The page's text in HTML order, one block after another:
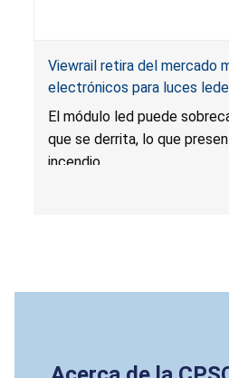
Viewrail retira del mercado
electrónicos para luces
escaleras y barandas
incendio
El módulo led puede
que se derrita, lo que
incendio.